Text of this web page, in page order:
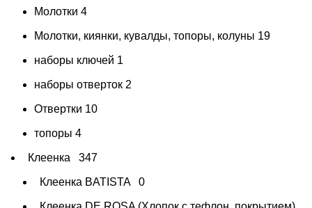
Молотки 4
Молотки, киянки, кувалды, топоры, колуны 19
наборы ключей 1
наборы отверток 2
Отвертки 10
топоры 4
Клеенка 347
Клеенка BATISTA 0